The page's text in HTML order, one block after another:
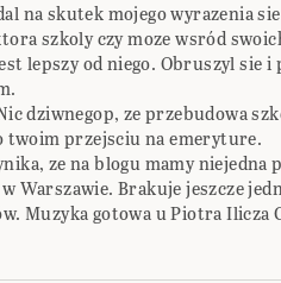
na skutek mojego wyrazenia
szkoly czy moze wsród
lepszy od niego. Obruszyl sie i
dziwnegop, ze przebudowa
twoim przejsciu na emeryture.
ze na blogu mamy niejedna
Warszawie. Brakuje jeszcze
Muzyka gotowa u Piotra Ilicza